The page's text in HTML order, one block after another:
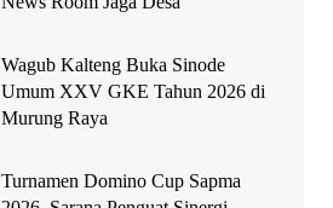
Wagub Kalteng Buka Sinode
Umum XXV GKE Tahun 2026 di
Murung Raya
Turnamen Domino Cup Sapma